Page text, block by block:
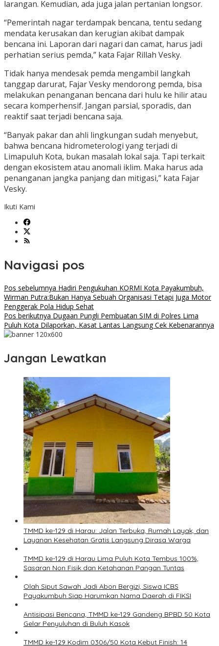
larangan. Kemudian, ada juga jalan pertanian longsor.
“Pemerintah nagar terdampak bencana, tentu sedang
mendata kerusakan dan kerugian akibat dampak
bencana ini. Laporan dari nagari dan camat, harus jadi
perhatian serius pemda,” kata Fajar Rillah Vesky.
Tidak hanya mendesak pemda mengambil langkah
tanggap darurat, Fajar Vesky mendorong pemda, bisa
melakukan penanganan bencana dari hulu ke hilir atau
secara komperhensif. Jangan parsial, sporadis, dan
reaktif saat terjadi bencana saja.
“Banyak pakar dan ahli lingkungan sudah menyebut,
bahwa bencana hidrometerologi yang terjadi di
Limapuluh Kota, bukan masalah lokal saja. Tapi terkait
dengan ekosistem atau anomali iklim. Maka harus ada
penanganan jangka panjang dan mitigasi,” kata Fajar
Vesky.
Ikuti Kami
Navigasi pos
Pos sebelumnya Hadiri Pengukuhan KORMI Kota Payakumbuh,
Wirman Putra:Bukan Hanya Sebuah Organisasi Tetapi Juga Motor
Penggerak Pola Hidup Sehat
Pos berikutnya Dugaan Pungli Pembuatan SIM di Polres Lima
Puluh Kota Dilaporkan, Kasat Lantas Langsung Cek Kebenarannya
Jangan Lewatkan
TMMD ke-129 di Harau: Jalan Terbuka, Rumah Layak, dan
Layanan Kesehatan Gratis Langsung Dirasa Warga
TMMD ke-129 di Harau Lima Puluh Kota Tembus 100%,
Sasaran Non Fisik dan Ketahanan Pangan Tuntas
Olah Siput Sawah Jadi Abon Bergizi, Siswa ICBS
Payakumbuh Siap Harumkan Nama Daerah di FIKSI
Antisipasi Bencana, TMMD ke-129 Gandeng BPBD 50 Kota
Gelar Penyuluhan di Buluh Kasok
TMMD ke-129 Kodim 0306/50 Kota Kebut Finish: 14